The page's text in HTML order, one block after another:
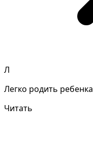
Л
Легко родить ребенка
Читать